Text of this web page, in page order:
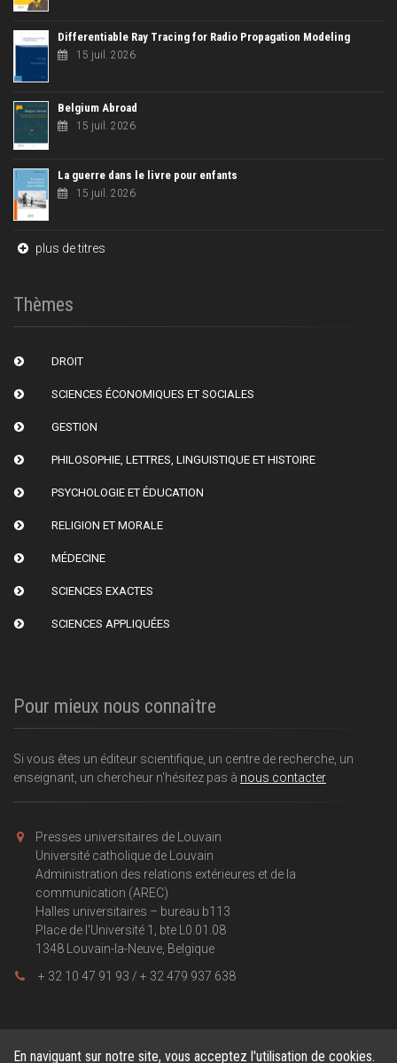
En naviguant sur notre site, vous acceptez l'utilisation de cookies.
Differentiable Ray Tracing for Radio Propagation Modeling
15 juil. 2026
Belgium Abroad
15 juil. 2026
La guerre dans le livre pour enfants
15 juil. 2026
plus de titres
Thèmes
DROIT
SCIENCES ÉCONOMIQUES ET SOCIALES
GESTION
PHILOSOPHIE, LETTRES, LINGUISTIQUE ET HISTOIRE
PSYCHOLOGIE ET ÉDUCATION
RELIGION ET MORALE
MÉDECINE
SCIENCES EXACTES
SCIENCES APPLIQUÉES
Pour mieux nous connaître
Si vous êtes un éditeur scientifique, un centre de recherche, un
enseignant, un chercheur n'hésitez pas à nous contacter
Presses universitaires de Louvain
Université catholique de Louvain
Administration des relations extérieures et de la
communication (AREC)
Halles universitaires – bureau b113
Place de l'Université 1, bte L0.01.08
1348 Louvain-la-Neuve, Belgique
+ 32 10 47 91 93 / + 32 479 937 638